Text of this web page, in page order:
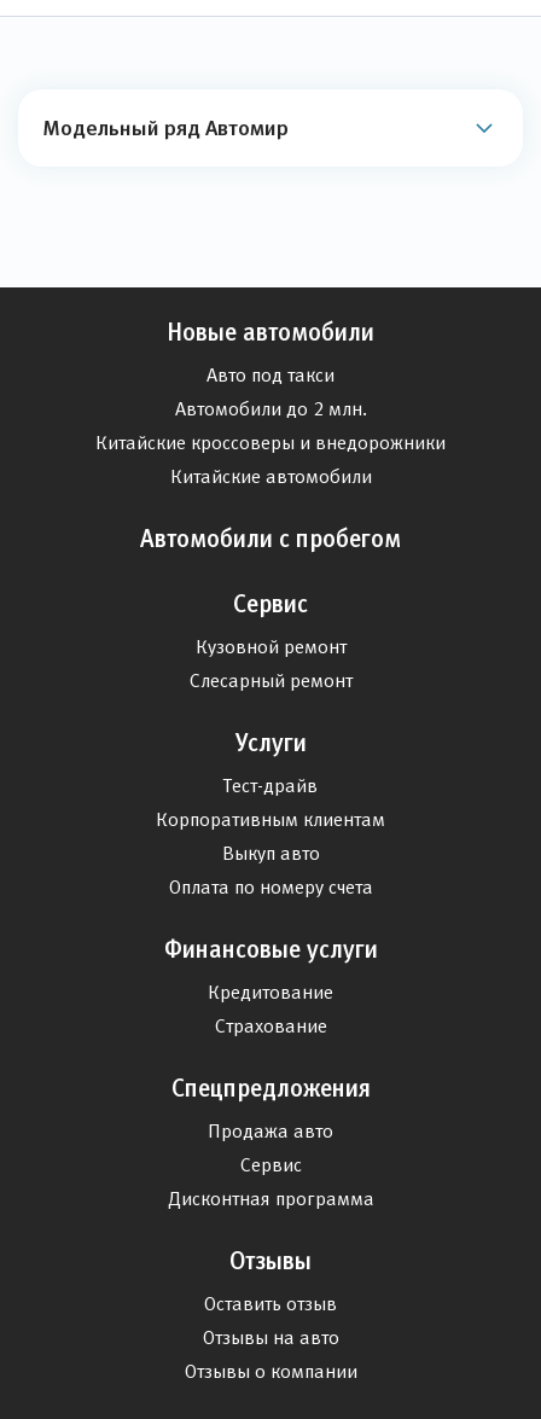
Модельный ряд Автомир
Новые автомобили
Авто под такси
Автомобили до 2 млн.
Китайские кроссоверы и внедорожники
Китайские автомобили
Автомобили с пробегом
Сервис
Кузовной ремонт
Слесарный ремонт
Услуги
Тест-драйв
Корпоративным клиентам
Выкуп авто
Оплата по номеру счета
Финансовые услуги
Кредитование
Страхование
Спецпредложения
Продажа авто
Сервис
Дисконтная программа
Отзывы
Оставить отзыв
Отзывы на авто
Отзывы о компании